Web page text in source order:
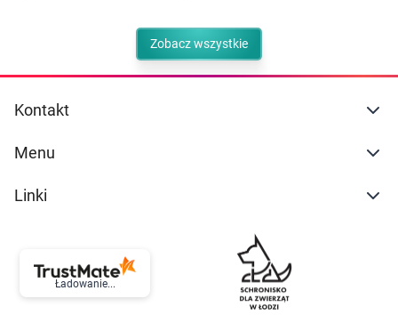
Zobacz wszystkie
Kontakt
Menu
Linki
Ładowanie...